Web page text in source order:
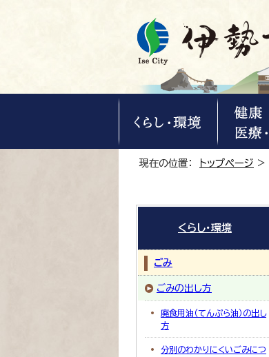
現在の位置： トップページ >
くらし・環境
ごみ
ごみの出し方
廃食用油（てんぷら油）の出し
方
分別のわかりにくいごみにつ